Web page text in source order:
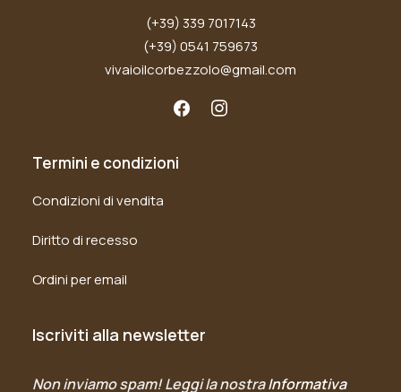
(+39) 339 7017143
(+39) 0541 759673
vivaioilcorbezzolo@gmail.com
Termini e condizioni
Condizioni di vendita
Diritto di recesso
Ordini per email
Iscriviti alla newsletter
Non inviamo spam! Leggi la nostraInformativa